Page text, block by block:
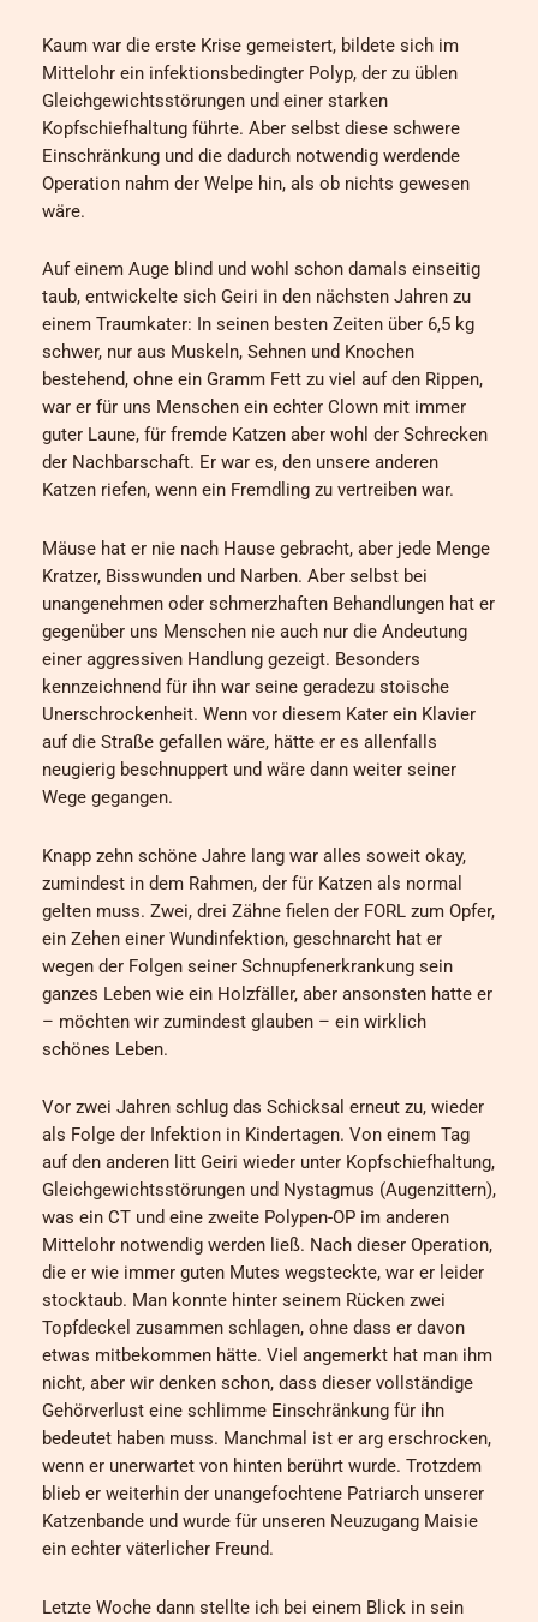
Kaum war die erste Krise gemeistert, bildete sich im
Mittelohr ein infektionsbedingter Polyp, der zu üblen
Gleichgewichtsstörungen und einer starken
Kopfschiefhaltung führte. Aber selbst diese schwere
Einschränkung und die dadurch notwendig werdende
Operation nahm der Welpe hin, als ob nichts gewesen
wäre.
Auf einem Auge blind und wohl schon damals einseitig
taub, entwickelte sich Geiri in den nächsten Jahren zu
einem Traumkater: In seinen besten Zeiten über 6,5 kg
schwer, nur aus Muskeln, Sehnen und Knochen
bestehend, ohne ein Gramm Fett zu viel auf den Rippen,
war er für uns Menschen ein echter Clown mit immer
guter Laune, für fremde Katzen aber wohl der Schrecken
der Nachbarschaft. Er war es, den unsere anderen
Katzen riefen, wenn ein Fremdling zu vertreiben war.
Mäuse hat er nie nach Hause gebracht, aber jede Menge
Kratzer, Bisswunden und Narben. Aber selbst bei
unangenehmen oder schmerzhaften Behandlungen hat er
gegenüber uns Menschen nie auch nur die Andeutung
einer aggressiven Handlung gezeigt. Besonders
kennzeichnend für ihn war seine geradezu stoische
Unerschrockenheit. Wenn vor diesem Kater ein Klavier
auf die Straße gefallen wäre, hätte er es allenfalls
neugierig beschnuppert und wäre dann weiter seiner
Wege gegangen.
Knapp zehn schöne Jahre lang war alles soweit okay,
zumindest in dem Rahmen, der für Katzen als normal
gelten muss. Zwei, drei Zähne fielen der FORL zum Opfer,
ein Zehen einer Wundinfektion, geschnarcht hat er
wegen der Folgen seiner Schnupfenerkrankung sein
ganzes Leben wie ein Holzfäller, aber ansonsten hatte er
– möchten wir zumindest glauben – ein wirklich
schönes Leben.
Vor zwei Jahren schlug das Schicksal erneut zu, wieder
als Folge der Infektion in Kindertagen. Von einem Tag
auf den anderen litt Geiri wieder unter Kopfschiefhaltung,
Gleichgewichtsstörungen und Nystagmus (Augenzittern),
was ein CT und eine zweite Polypen-OP im anderen
Mittelohr notwendig werden ließ. Nach dieser Operation,
die er wie immer guten Mutes wegsteckte, war er leider
stocktaub. Man konnte hinter seinem Rücken zwei
Topfdeckel zusammen schlagen, ohne dass er davon
etwas mitbekommen hätte. Viel angemerkt hat man ihm
nicht, aber wir denken schon, dass dieser vollständige
Gehörverlust eine schlimme Einschränkung für ihn
bedeutet haben muss. Manchmal ist er arg erschrocken,
wenn er unerwartet von hinten berührt wurde. Trotzdem
blieb er weiterhin der unangefochtene Patriarch unserer
Katzenbande und wurde für unseren Neuzugang Maisie
ein echter väterlicher Freund.
Letzte Woche dann stellte ich bei einem Blick in sein